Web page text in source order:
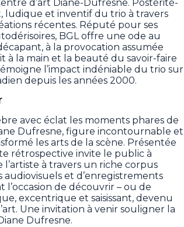
d’art Diane-Dufresne. Postérité-
ludique et inventif du trio à travers
récentes. Réputé pour ses
BGL offre une ode au
à la provocation assumée
à la main et la beauté du savoir-faire
l’impact indéniable du trio sur
depuis les années 2000.
avec éclat les moments phares de
Dufresne, figure incontournable et
les arts de la scène. Présentée
rétrospective invite le public à
l’artiste à travers un riche corpus
audiovisuels et d’enregistrements
l’occasion de découvrir – ou de
excentrique et saisissant, devenu
Une invitation à venir souligner la
Dufresne.